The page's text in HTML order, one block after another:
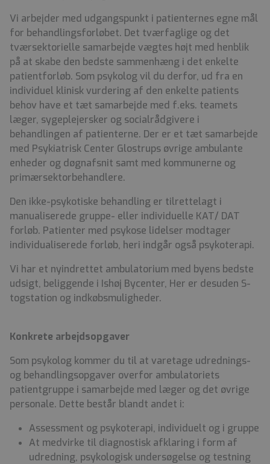
Vi arbejder med udgangspunkt i patienternes egne mål
for behandlingsforløbet. Det tværfaglige og det
tværsektorielle samarbejde vægtes højt med henblik
på at skabe den bedste sammenhæng i det enkelte
patientforløb. Som psykolog vil du derfor, ud fra en
individuel klinisk vurdering af den enkelte patients
behov have et tæt samarbejde med f.eks. teamets
læger, sygeplejersker og socialrådgivere i
behandlingen af patienterne. Der er et tæt samarbejde
med Psykiatrisk Center Glostrups øvrige ambulante
enheder og døgnafsnit samt med kommunerne og
primærsektorbehandlere.
Den ikke-psykotiske behandling er tilrettelagt i
manualiserede gruppe- eller individuelle KAT/ DAT
forløb. Patienter med psykose lidelser modtager
individualiserede forløb, heri indgår også psykoterapi.
Vi har et nyindrettet ambulatorium med byens bedste
udsigt, beliggende i Ishøj Bycenter, Her er desuden S-
togstation og indkøbsmuligheder.
Konkrete arbejdsopgaver
Som psykolog kommer du til at varetage udrednings-
og behandlingsopgaver overfor ambulatoriets
patientgruppe i samarbejde med læger og det øvrige
personale. Dette består blandt andet i:
Assessment og psykoterapi, individuelt og i gruppe
At medvirke til diagnostisk afklaring i form af
udredning, psykologisk undersøgelse og testning